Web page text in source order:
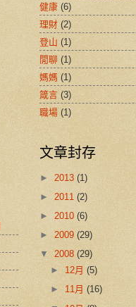
健康 (6)
理財 (2)
登山 (1)
閒聊 (1)
媽媽 (1)
箴言 (3)
職場 (1)
文章封存
► 2013 (1)
► 2011 (2)
► 2010 (6)
► 2009 (29)
▼ 2008 (29)
► 12月(5)
► 11月(16)